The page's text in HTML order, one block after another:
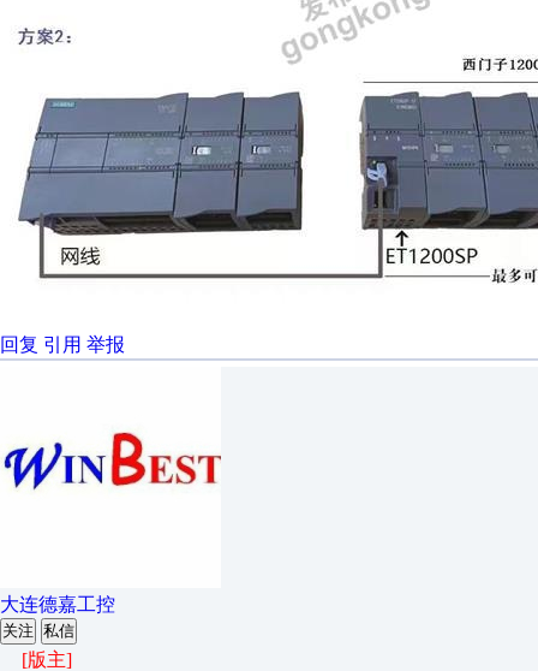
回复 引用 举报
大连德嘉工控
关注 私信
[版主]